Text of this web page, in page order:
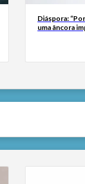
Diáspora:
uma âncora